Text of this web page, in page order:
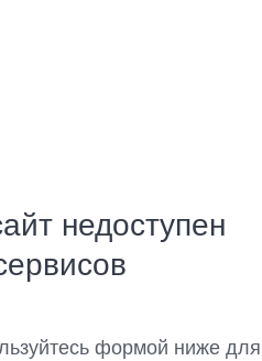
недоступен
формой ниже